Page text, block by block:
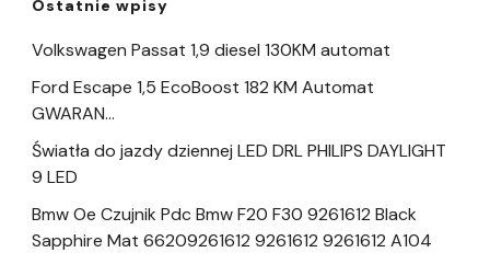
Ostatnie wpisy
Volkswagen Passat 1,9 diesel 130KM automat
Ford Escape 1,5 EcoBoost 182 KM Automat
GWARAN…
Światła do jazdy dziennej LED DRL PHILIPS DAYLIGHT
9 LED
Bmw Oe Czujnik Pdc Bmw F20 F30 9261612 Black
Sapphire Mat 66209261612 9261612 9261612 A104